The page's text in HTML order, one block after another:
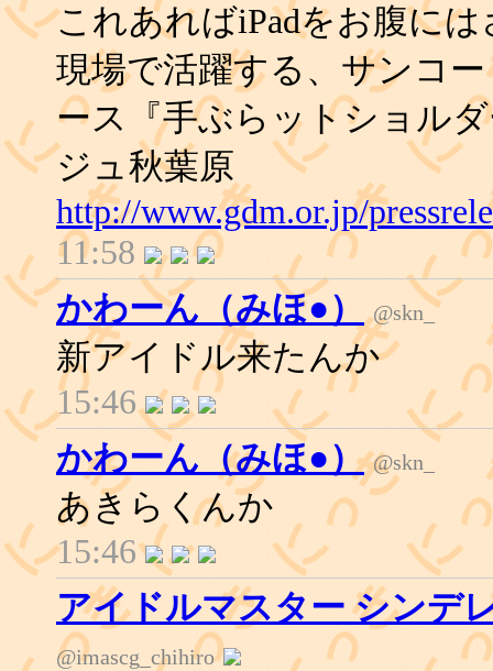
これあればiPadをお腹に
現場で活躍する、サンコ
ース『手ぶらットショル
ジュ秋葉原
http://www.gdm.or.jp/
11:58
かわーん（みほ●）
@skn_
新アイドル来たんか
15:46
かわーん（みほ●） @skn_
あきらくんか
15:46
アイドルマスター シンデ
@imascg_chihiro